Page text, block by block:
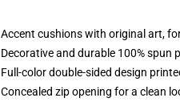
Accent cushions with original art,
Decorative and durable 100%
Full-color double-sided design
Concealed zip opening for a clean